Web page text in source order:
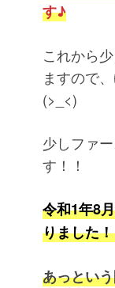
す♪
これから
ますので
(>_<)
少しファ
す！！
令和1年8
りました
あっとい